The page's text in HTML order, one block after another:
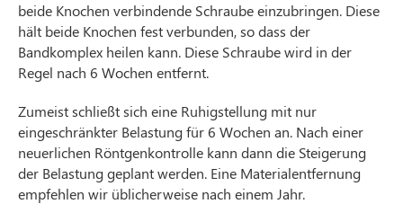
beide Knochen verbindende Schraube einzubringen. Diese
hält beide Knochen fest verbunden, so dass der
Bandkomplex heilen kann. Diese Schraube wird in der
Regel nach 6 Wochen entfernt.
Zumeist schließt sich eine Ruhigstellung mit nur
eingeschränkter Belastung für 6 Wochen an. Nach einer
neuerlichen Röntgenkontrolle kann dann die Steigerung
der Belastung geplant werden. Eine Materialentfernung
empfehlen wir üblicherweise nach einem Jahr.